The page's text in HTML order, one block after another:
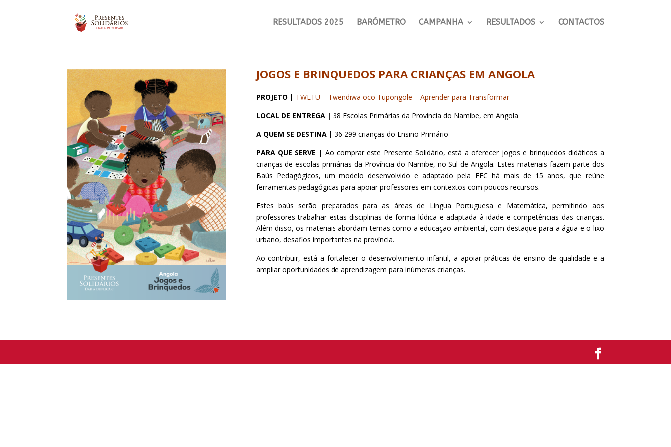
RESULTADOS 2025 BARÓMETRO CAMPANHA RESULTADOS CONTACTOS
JOGOS E BRINQUEDOS PARA CRIANÇAS EM ANGOLA
PROJETO | TWETU – Twendiwa oco Tupongole – Aprender para Transformar
LOCAL DE ENTREGA | 38 Escolas Primárias da Província do Namibe, em Angola
A QUEM SE DESTINA | 36 299 crianças do Ensino Primário
PARA QUE SERVE |Ao comprar este Presente Solidário, está a oferecer jogos e brinquedos didáticos a
crianças de escolas primárias da Província do Namibe, no Sul de Angola. Estes materiais fazem parte dos
Baús Pedagógicos, um modelo desenvolvido e adaptado pela FEC há mais de 15 anos, que reúne
ferramentas pedagógicas para apoiar professores em contextos com poucos recursos.
Estes baús serão preparados para as áreas de Língua Portuguesa e Matemática, permitindo aos
professores trabalhar estas disciplinas de forma lúdica e adaptada à idade e competências das crianças.
Além disso, os materiais abordam temas como a educação ambiental, com destaque para a água e o lixo
urbano, desafios importantes na província.
Ao contribuir, está a fortalecer o desenvolvimento infantil, a apoiar práticas de ensino de qualidade e a
ampliar oportunidades de aprendizagem para inúmeras crianças.